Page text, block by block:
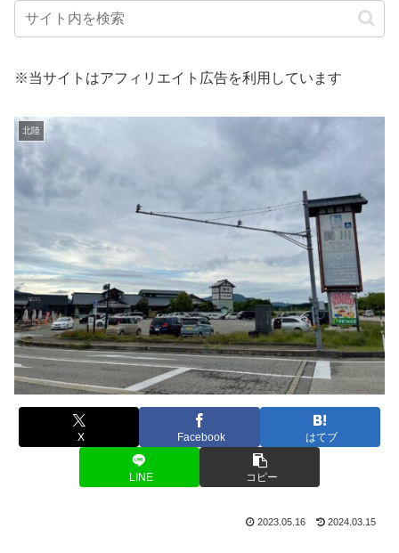
※当サイトはアフィリエイト広告を利用しています
北陸
X Facebook はてブ
LINE コピー
2023.05.16 2024.03.15